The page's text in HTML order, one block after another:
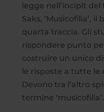
legge nell’incipit
Saks, ‘Musicofilia’,
quarta traccia. Gli
rispondere punto
costruire un unico
le risposte a tutte le
Devono tra l’altro
termine ‘musicofilia’.